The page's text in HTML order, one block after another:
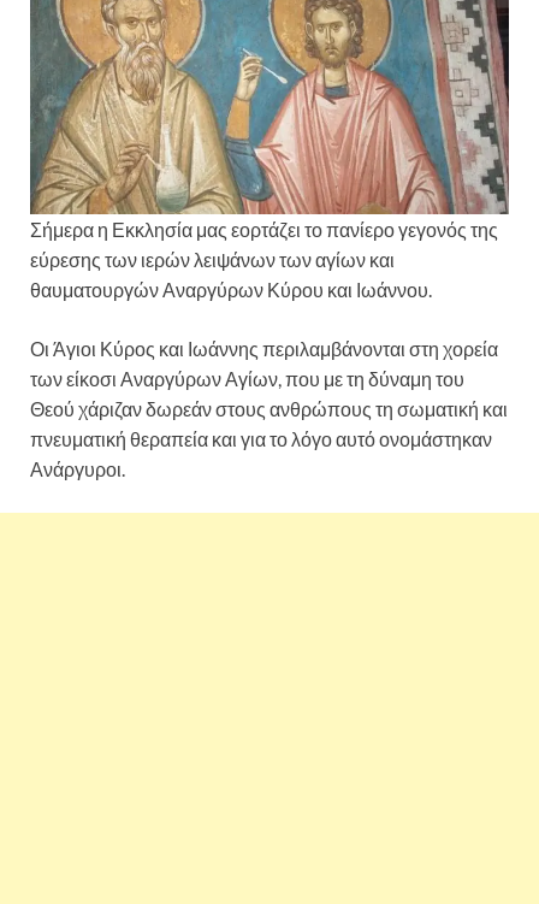
Σήμερα η Εκκλησία μας εορτάζει το πανίερο γεγονός της
εύρεσης των ιερών λειψάνων των αγίων και
θαυματουργών Αναργύρων Κύρου και Ιωάννου.
Οι Άγιοι Κύρος και Ιωάννης περιλαμβάνονται στη χορεία
των είκοσι Αναργύρων Αγίων, που με τη δύναμη του
Θεού χάριζαν δωρεάν στους ανθρώπους τη σωματική και
πνευματική θεραπεία και για το λόγο αυτό ονομάστηκαν
Ανάργυροι.